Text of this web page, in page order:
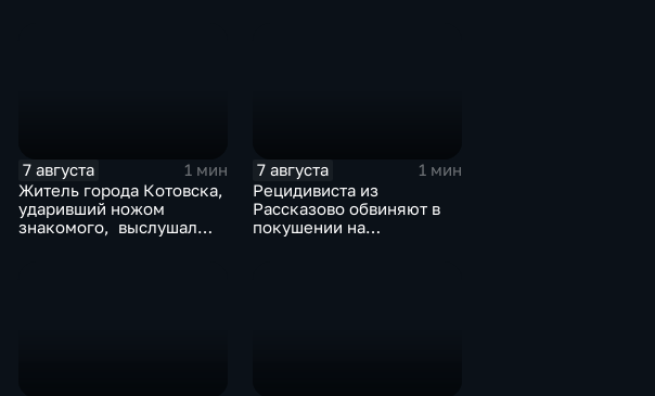
7 августа
1 мин
Житель города Котовска,
ударивший ножом
знакомого, выслушал
7 августа
1 мин
Рецидивиста из
Рассказово обвиняют в
покушении на